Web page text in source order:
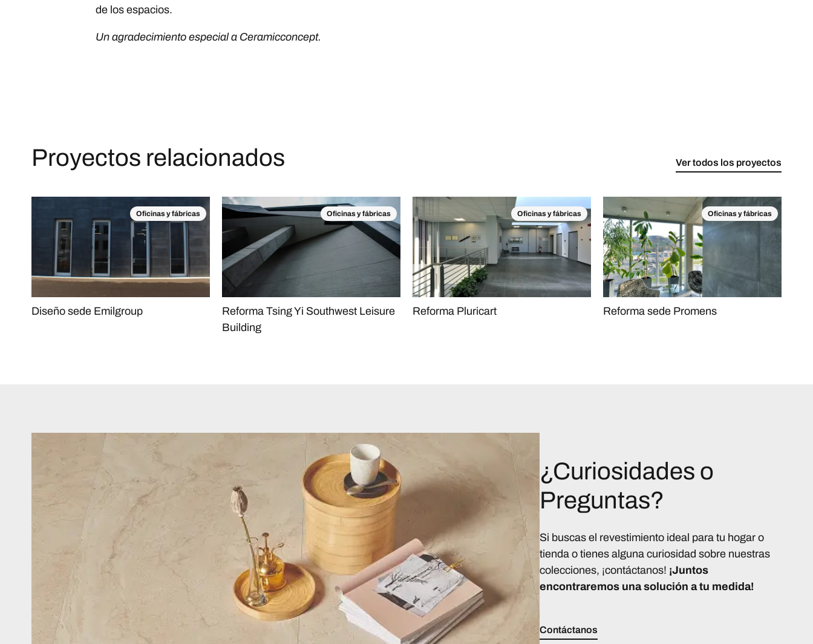
de los espacios.
Un agradecimiento especial a Ceramicconcept.
Proyectos relacionados Ver todos los proyectos
Oficinas y fábricas
Diseño sede Emilgroup
Oficinas y fábricas
Reforma Tsing Yi Southwest Leisure
Building
Oficinas y fábricas
Reforma Pluricart
Oficinas y fábricas
Reforma sede Promens
¿Curiosidades o
Preguntas?
Si buscas el revestimiento ideal para tu hogar o
tienda o tienes alguna curiosidad sobre nuestras
colecciones, ¡contáctanos! ¡Juntos
encontraremos una solución a tu medida!
Contáctanos